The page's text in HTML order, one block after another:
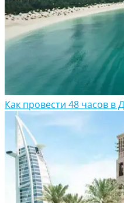
Как провести 48 часов в